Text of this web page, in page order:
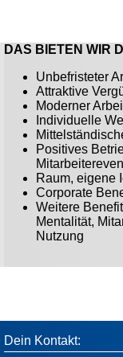
DAS BIETEN WIR
Unbefristeter
Attraktive
Moderner
Individuelle
Positives
Raum, eigene
Corporate
Weitere
Mentalität,
Nutzung
Dein Kontakt: